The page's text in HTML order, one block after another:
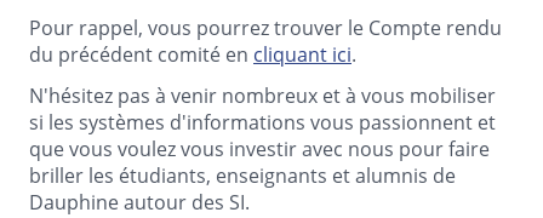
Pour rappel, vous pourrez trouver le Compte rendu
du précédent comité en cliquant ici.
N'hésitez pas à venir nombreux et à vous mobiliser
si les systèmes d'informations vous passionnent et
que vous voulez vous investir avec nous pour faire
briller les étudiants, enseignants et alumnis de
Dauphine autour des SI.